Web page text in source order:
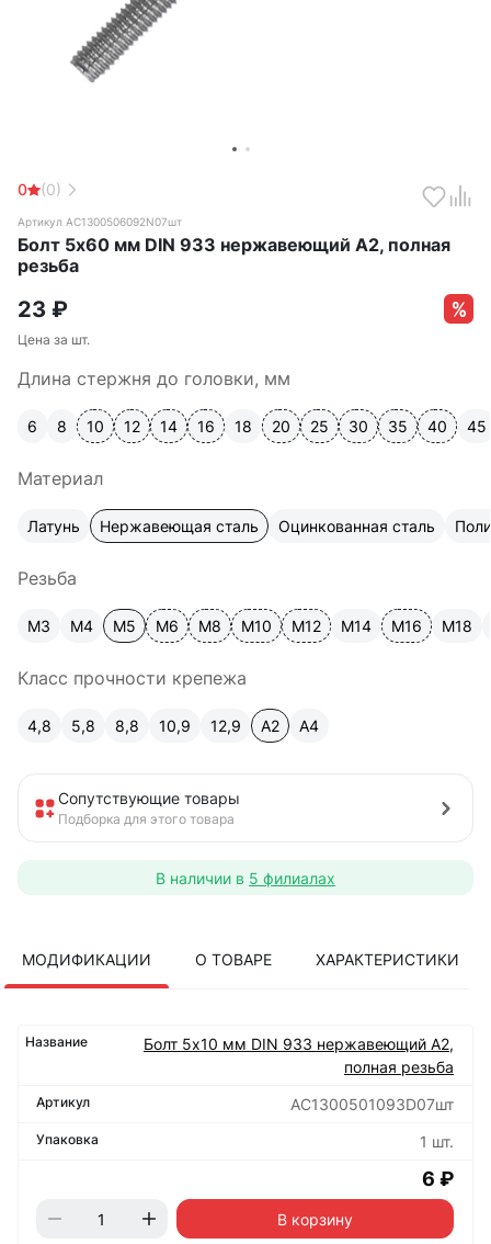
0 (0)
Артикул АС1300506092N07шт
Болт 5х60 мм DIN 933 нержавеющий А2, полная
резьба
23 ₽
Цена за шт.
Длина стержня до головки, мм
6 8 10 12 14 16 18 20 25 30 35 40 45
Материал
Латунь Нержавеющая сталь Оцинкованная сталь
Резьба
М3 М4 М5 М6 М8 М10 М12 М14 М16 М18
Класс прочности крепежа
4,8 5,8 8,8 10,9 12,9 A2 А4
Сопутствующие товары
Подборка для этого товара
В наличии в 5 филиалах
МОДИФИКАЦИИ О ТОВАРЕ ХАРАКТЕРИСТИКИ
Болт 5х10 мм DIN 933 нержавеющий А2,
полная резьба
АС1300501093D07шт
1 шт.
6 ₽
В корзину